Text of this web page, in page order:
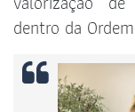
dentro da